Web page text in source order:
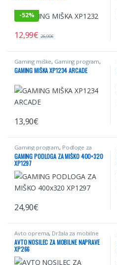
-52%
12,99€ 26,90€
Gaming miške, Gaming program,
Računalništvo
GAMING MIŠKA XP1234 ARCADE
13,90€
Gaming program, Podloge za
miške,Podloge za miške gaming,
Računalništvo
GAMING PODLOGA ZA MIŠKO 400×320
XP1297
24,90€
Avto oprema, Držala za mobilne
naprave,Električna mobilnost
AVTO NOSILEC ZA MOBILNE NAPRAVE
XP266